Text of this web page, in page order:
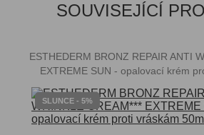
SOUVISEJÍCÍ
ESTHEDERM BRONZ REPAIR ANTI
EXTREME SUN - opalovací krém
SLUNCE - 5%